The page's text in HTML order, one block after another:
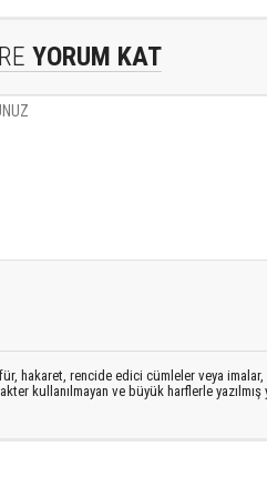
YORUM KAT
hakaret, rencide edici cümleler veya imalar,
kullanılmayan ve büyük harflerle